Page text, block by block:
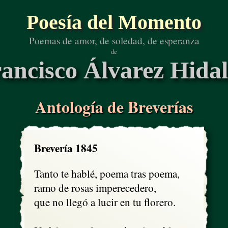
Poesía del Momento
Poemas de amor, de soledad, de esperanza
de
Álvarez
Antología de Breverías
Brevería 1845
Tanto te hablé, poema tras poema,
ramo de rosas imperecedero,
que no llegó a lucir en tu florero.